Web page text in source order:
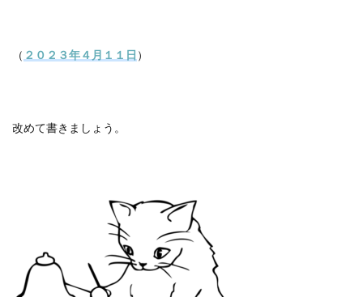
（ ２０２３年４月１１日 ）
改めて書きましょう。